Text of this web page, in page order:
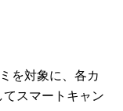
を対象に、各カ
スマートキャン